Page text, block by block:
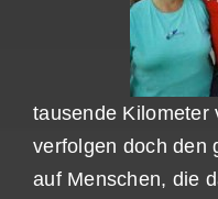
tausende Kilometer
verfolgen doch den
auf Menschen, die